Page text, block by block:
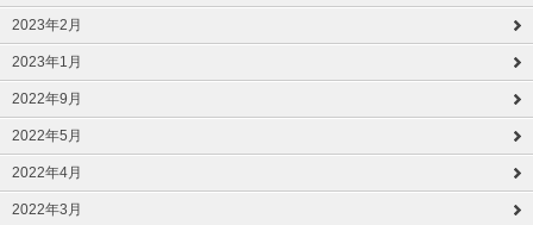
2023年2月
2023年1月
2022年9月
2022年5月
2022年4月
2022年3月